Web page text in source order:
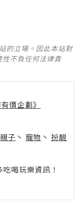
的立場。因此本站對
不負任何法律責
價企劃》
親子 丶 寵物 丶 扮靚
喝玩樂資訊！